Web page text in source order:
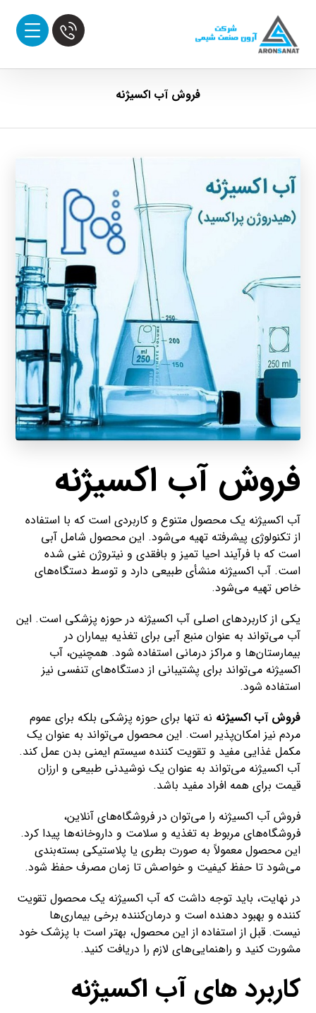
فروش آب اکسیژنه
فروش آب اکسیژنه
آب اکسیژنه یک محصول متنوع و کاربردی است که با استفاده
از تکنولوژی پیشرفته تهیه می‌شود. این محصول شامل آبی
است که با فرآیند احیا تمیز و بافقدی و نیتروژن غنی شده
است. آب اکسیژنه منشأی طبیعی دارد و توسط دستگاه‌های
خاص تهیه می‌شود.
یکی از کاربردهای اصلی آب اکسیژنه در حوزه پزشکی است. این
آب می‌تواند به عنوان منبع آبی برای تغذیه بیماران در
بیمارستان‌ها و مراکز درمانی استفاده شود. همچنین، آب
اکسیژنه می‌تواند برای پشتیبانی از دستگاه‌های تنفسی نیز
استفاده شود.
فروش آب اکسیژنه نه تنها برای حوزه پزشکی بلکه برای عموم
مردم نیز امکان‌پذیر است. این محصول می‌تواند به عنوان یک
مکمل غذایی مفید و تقویت کننده سیستم ایمنی بدن عمل کند.
آب اکسیژنه می‌تواند به عنوان یک نوشیدنی طبیعی و ارزان
قیمت برای همه افراد مفید باشد.
فروش آب اکسیژنه را می‌توان در فروشگاه‌های آنلاین،
فروشگاه‌های مربوط به تغذیه و سلامت و داروخانه‌ها پیدا کرد.
این محصول معمولاً به صورت بطری یا پلاستیکی بسته‌بندی
می‌شود تا حفظ کیفیت و خواصش تا زمان مصرف حفظ شود.
در نهایت، باید توجه داشت که آب اکسیژنه یک محصول تقویت
کننده و بهبود دهنده است و درمان‌کننده برخی بیماری‌ها
نیست. قبل از استفاده از این محصول، بهتر است با پزشک خود
مشورت کنید و راهنمایی‌های لازم را دریافت کنید.
کاربرد های آب اکسیژنه